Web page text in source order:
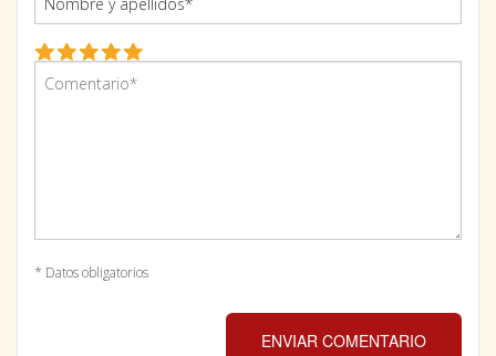
* Datos obligatorios
ENVIAR COMENTARIO